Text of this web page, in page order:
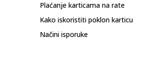
Plaćanje karticama na rate
Kako iskoristiti poklon karticu
Načini isporuke